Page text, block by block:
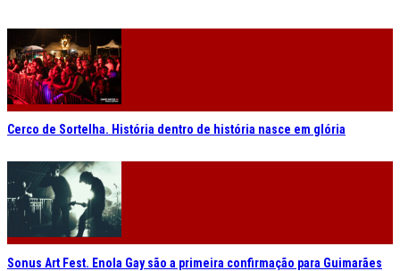
Cerco de Sortelha. História dentro de história nasce em glória
Sonus Art Fest. Enola Gay são a primeira confirmação para Guimarães